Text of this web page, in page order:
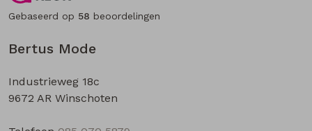
Bertus Mode
Industrieweg 18c
9672 AR Winschoten
Gebaseerd op 58 beoordelingen